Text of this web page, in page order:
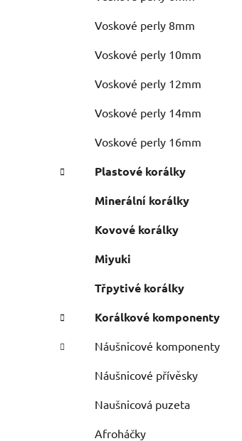
Voskové perly 8mm
Voskové perly 10mm
Voskové perly 12mm
Voskové perly 14mm
Voskové perly 16mm
Plastové korálky
Minerální korálky
Kovové korálky
Miyuki
Třpytivé korálky
Korálkové komponenty
Náušnicové komponenty
Náušnicové přívěsky
Naušnicová puzeta
Afroháčky